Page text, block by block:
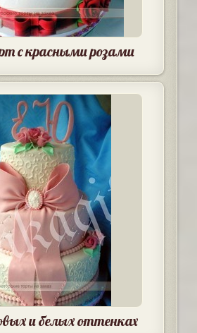
с красными розами
и белых оттенках